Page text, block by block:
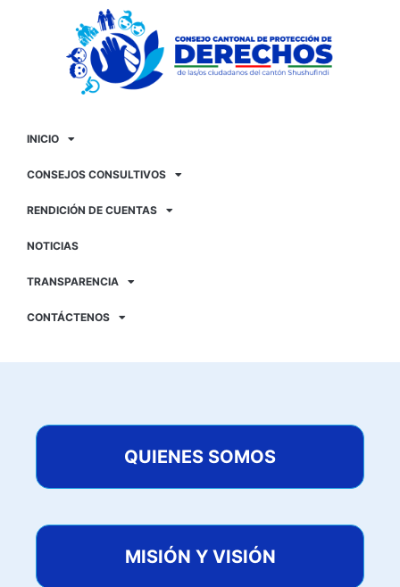
INICIO
CONSEJOS CONSULTIVOS
RENDICIÓN DE CUENTAS
NOTICIAS
TRANSPARENCIA
CONTÁCTENOS
QUIENES SOMOS
MISIÓN Y VISIÓN